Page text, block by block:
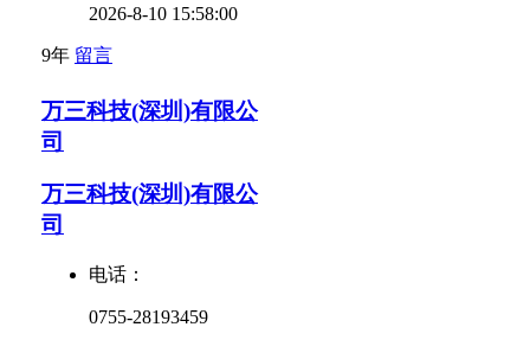
2026-8-10 15:58:00
9年 留言
万三科技(深圳)有限公
司
万三科技(深圳)有限公
司
电话：
0755-28193459